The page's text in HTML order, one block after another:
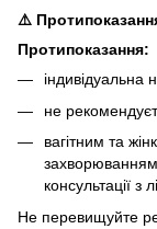
⚠️
Протипоказання:
індивідуальна
не
вагітним та
консультації з
Не перевищуйте